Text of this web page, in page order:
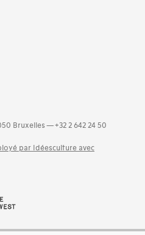
industrielle (4)
et de services (4)
et vie publique (8)
(3)
Bruxelles — +32 2 642 24 50
par Idéesculture avec